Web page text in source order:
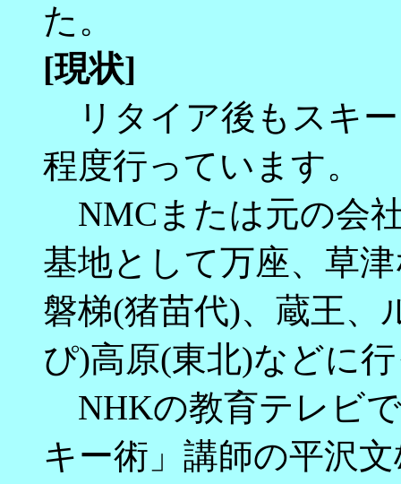
た。
[現状]
リタイア後もスキ
程度行っています。
NMCまたは元の会
基地として万座、草
磐梯(猪苗代)、蔵王、
ぴ)高原(東北)などに
NHKの教育テレビ
キー術」講師の平沢